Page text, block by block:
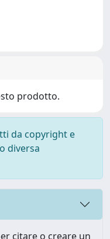
prodotto.
da copyright e
diversa
citare o creare un